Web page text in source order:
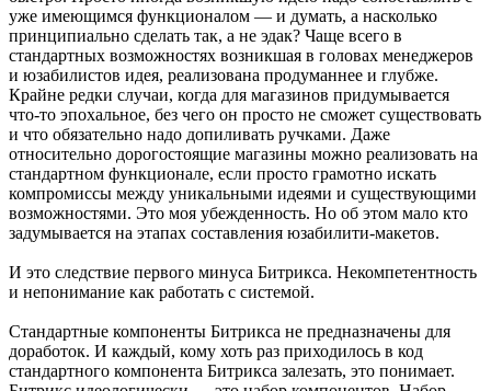
уже имеющимся функционалом — и думать, а насколько
принципиально сделать так, а не эдак? Чаще всего в
стандартных возможностях возникшая в головах менеджеров
и юзабилистов идея, реализована продуманнее и глубже.
Крайне редки случаи, когда для магазинов придумывается
что-то эпохальное, без чего он просто не сможет существовать
и что обязательно надо допиливать ручками. Даже
относительно дорогостоящие магазины можно реализовать на
стандартном функционале, если просто грамотно искать
компромиссы между уникальными идеями и существующими
возможностями. Это моя убежденность. Но об этом мало кто
задумывается на этапах составления юзабилити-макетов.
И это следствие первого минуса Битрикса. Некомпетентность
и непонимание как работать с системой.
Стандартные компоненты Битрикса не предназначены для
доработок. И каждый, кому хоть раз приходилось в код
стандартного компонента Битрикса залезать, это понимает.